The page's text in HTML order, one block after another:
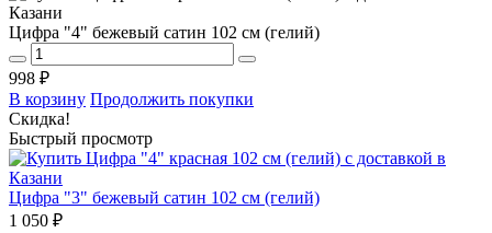
Цифра "4" бежевый сатин 102 см (гелий)
998 ₽
В корзину Продолжить покупки
Скидка!
Быстрый просмотр
Цифра "3" бежевый сатин 102 см (гелий)
1 050 ₽